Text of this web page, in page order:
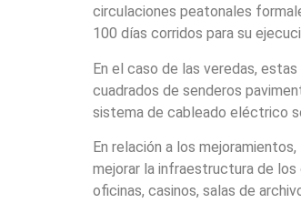
circulaciones peatonales
100 días corridos para su
En el caso de las veredas,
cuadrados de senderos
sistema de cableado eléctrico
En relación a los
mejorar la infraestructura de
oficinas, casinos, salas de